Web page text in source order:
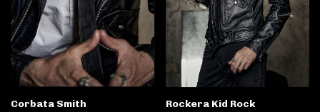
Corbata Smith
Rockera Kid Rock